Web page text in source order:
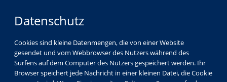
Datenschutz
Cookies sind kleine Datenmengen, die von einer Website
gesendet und vom Webbrowser des Nutzers während des
Surfens auf dem Computer des Nutzers gespeichert werden. Ihr
Browser speichert jede Nachricht in einer kleinen Datei, die Cookie